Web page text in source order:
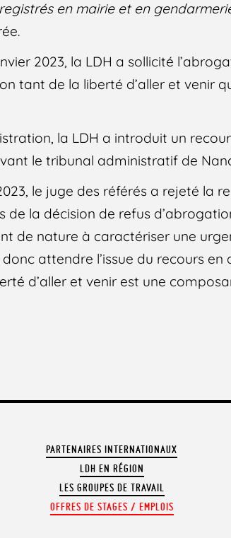
en mairie et en
2023, la LDH a sollicité
tant de la liberté d’aller et venir
la LDH a introduit un
le tribunal administratif de
le juge des référés a rejeté la
de la décision de refus
de nature à caractériser une
attendre l’issue du recours en
d’aller et venir est une
PARTENAIRES INTERNATIONAUX
LDH EN RÉGION
LES GROUPES DE TRAVAIL
OFFRES DE STAGES / EMPLOIS